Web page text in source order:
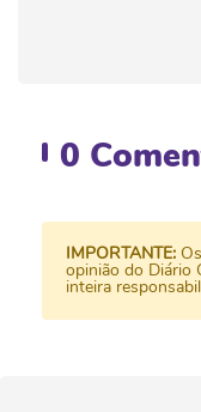
0
IMPORTANTE:
opinião do Diário
inteira